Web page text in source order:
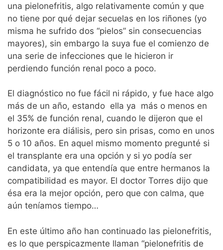
una pielonefritis, algo relativamente común y que
no tiene por qué dejar secuelas en los riñones (yo
misma he sufrido dos “pielos” sin consecuencias
mayores), sin embargo la suya fue el comienzo de
una serie de infecciones que le hicieron ir
perdiendo función renal poco a poco.
El diagnóstico no fue fácil ni rápido, y fue hace algo
más de un año, estando ella ya más o menos en
el 35% de función renal, cuando le dijeron que el
horizonte era diálisis, pero sin prisas, como en unos
5 o 10 años. En aquel mismo momento pregunté si
el transplante era una opción y si yo podía ser
candidata, ya que entendía que entre hermanos la
compatibilidad es mayor. El doctor Torres dijo que
ésa era la mejor opción, pero que con calma, que
aún teníamos tiempo…
En este último año han continuado las pielonefritis,
es lo que perspicazmente llaman “pielonefritis de